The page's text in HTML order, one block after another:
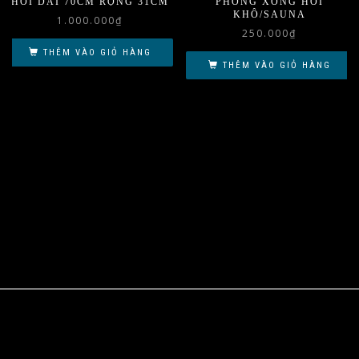
1.000.000₫
THÊM VÀO GIỎ HÀNG
KHÔ/SAUNA
250.000₫
THÊM VÀO GIỎ HÀNG